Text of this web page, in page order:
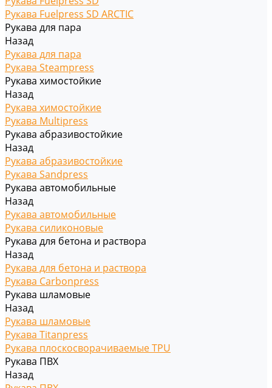
Рукава Fuelpress SD ARCTIC
Рукава для пара
Назад
Рукава для пара
Рукава Steampress
Рукава химостойкие
Назад
Рукава химостойкие
Рукава Multipress
Рукава абразивостойкие
Назад
Рукава абразивостойкие
Рукава Sandpress
Рукава автомобильные
Назад
Рукава автомобильные
Рукава силиконовые
Рукава для бетона и раствора
Назад
Рукава для бетона и раствора
Рукава Carbonpress
Рукава шламовые
Назад
Рукава шламовые
Рукава Titanpress
Рукава плоскосворачиваемые TPU
Рукава ПВХ
Назад